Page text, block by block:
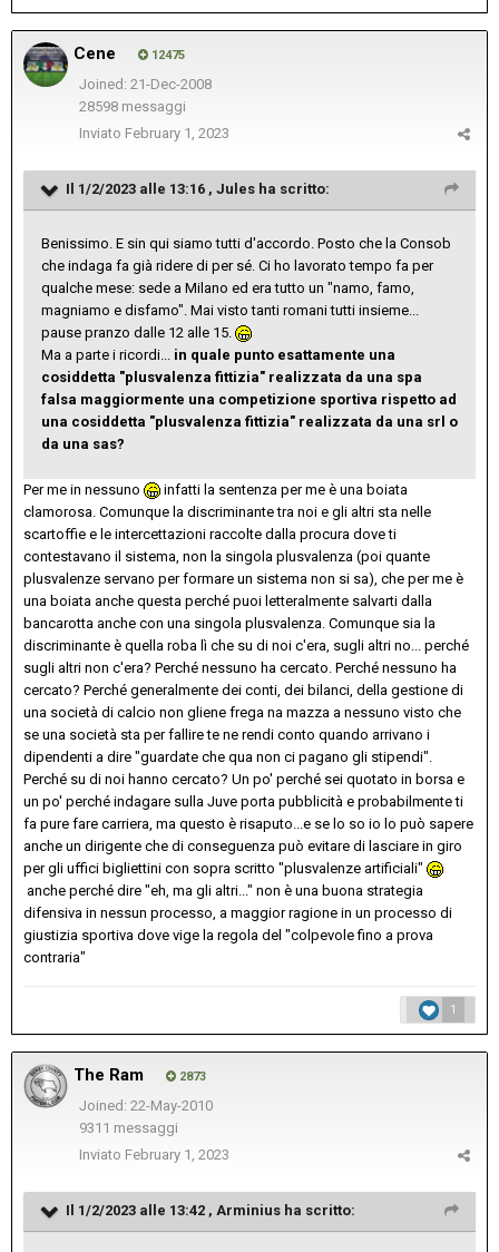
Cene 12475
Joined: 21-Dec-2008
28598 messaggi
Inviato February 1, 2023
Il 1/2/2023 alle 13:16 , Jules ha scritto:
Benissimo. E sin qui siamo tutti d'accordo. Posto che la Consob
che indaga fa già ridere di per sé. Ci ho lavorato tempo fa per
qualche mese: sede a Milano ed era tutto un "namo, famo,
magniamo e disfamo". Mai visto tanti romani tutti insieme...
pause pranzo dalle 12 alle 15.
Ma a parte i ricordi... in quale punto esattamente una
cosiddetta "plusvalenza fittizia" realizzata da una spa
falsa maggiormente una competizione sportiva rispetto ad
una cosiddetta "plusvalenza fittizia" realizzata da una srl o
da una sas?
Per me in nessuno
infatti la sentenza per me è una boiata
clamorosa. Comunque la discriminante tra noi e gli altri sta nelle
scartoffie e le intercettazioni raccolte dalla procura dove ti
contestavano il sistema, non la singola plusvalenza (poi quante
plusvalenze servano per formare un sistema non si sa), che per me è
una boiata anche questa perché puoi letteralmente salvarti dalla
bancarotta anche con una singola plusvalenza. Comunque sia la
discriminante è quella roba lì che su di noi c'era, sugli altri no... perché
sugli altri non c'era? Perché nessuno ha cercato. Perché nessuno ha
cercato? Perché generalmente dei conti, dei bilanci, della gestione di
una società di calcio non gliene frega na mazza a nessuno visto che
se una società sta per fallire te ne rendi conto quando arrivano i
dipendenti a dire "guardate che qua non ci pagano gli stipendi".
Perché su di noi hanno cercato? Un po' perché sei quotato in borsa e
un po' perché indagare sulla Juve porta pubblicità e probabilmente ti
fa pure fare carriera, ma questo è risaputo...e se lo so io lo può sapere
anche un dirigente che di conseguenza può evitare di lasciare in giro
per gli uffici bigliettini con sopra scritto "plusvalenze artificiali"
anche perché dire "eh, ma gli altri..." non è una buona strategia
difensiva in nessun processo, a maggior ragione in un processo di
giustizia sportiva dove vige la regola del "colpevole fino a prova
contraria"
1
The Ram 2873
Joined: 22-May-2010
9311 messaggi
Inviato February 1, 2023
Il 1/2/2023 alle 13:42 , Arminius ha scritto: